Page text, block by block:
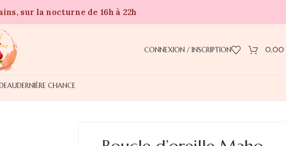
sur la nocturne de 16h à 22h
CONNEXION / INSCRIPTION 0,00
DERNIÈRE CHANCE